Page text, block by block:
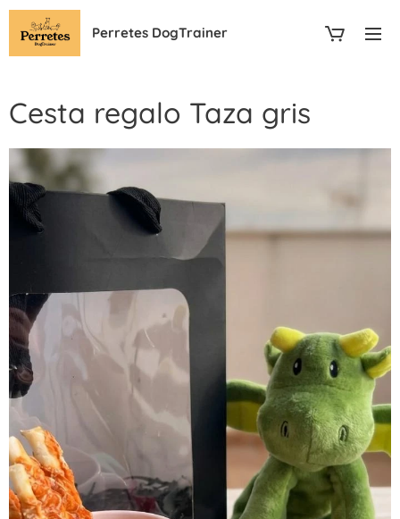
Perretes DogTrainer
Cesta regalo Taza gris